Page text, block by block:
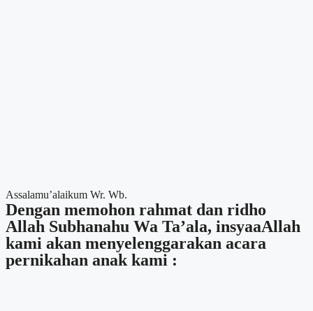
Assalamu’alaikum Wr. Wb.
Dengan memohon rahmat dan ridho
Allah Subhanahu Wa Ta’ala, insyaaAllah
kami akan menyelenggarakan acara
pernikahan anak kami :